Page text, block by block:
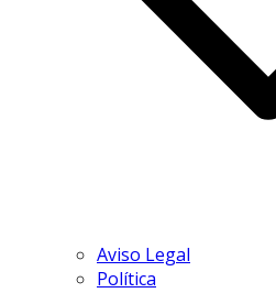
Aviso Legal
Política